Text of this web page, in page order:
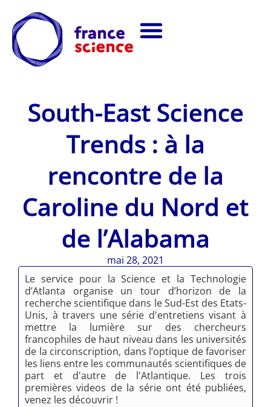
South-East Science
Trends : à la
rencontre de la
Caroline du Nord et
de l’Alabama
mai 28, 2021
Le service pour la Science et la Technologie
d’Atlanta organise un tour d’horizon de la
recherche scientifique dans le Sud-Est des Etats-
Unis, à travers une série d'entretiens visant à
mettre la lumière sur des chercheurs
francophiles de haut niveau dans les universités
de la circonscription, dans l’optique de favoriser
les liens entre les communautés scientifiques de
part et d'autre de l'Atlantique. Les trois
premières videos de la série ont été publiées,
venez les découvrir !